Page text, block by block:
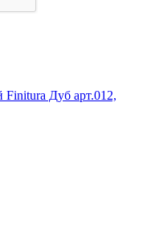
Дуб арт.012,